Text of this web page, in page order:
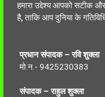
हमारा उद्देश्य आपको सटीक
है, ताकि आप दुनिया के
प्रधान संपादक – रवि शुक्ला
मो.न.- 9425230383
संपादक – राहुल शुक्ला